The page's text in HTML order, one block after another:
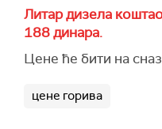
Литар дизела
188 динара.
Цене ће бити на
цене горива